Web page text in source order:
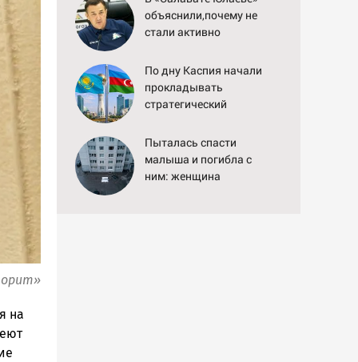
на
объяснили,почему не
стали активно
межсезонье
По дну Каспия начали
прокладывать
стратегический
Пыталась спасти
малыша и погибла с
ним: женщина